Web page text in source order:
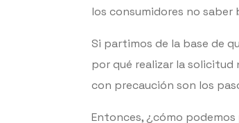
los consumidores no saber
Si partimos de la base de
por qué realizar la solicitud
con precaución son los
Entonces, ¿cómo podemos